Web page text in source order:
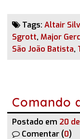
Tags: Altair
Sgrott, Major
São João Batista,
Comando
Postado em 20
Comentar (0)